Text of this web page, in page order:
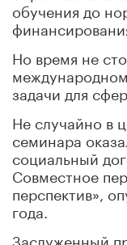
обучения до
Но время не
задачи для
Не случайно в
семинара
социальный
Совместное
перспектив»,
года.
Заслуженный